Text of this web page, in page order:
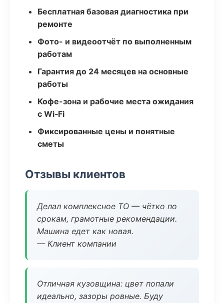
Бесплатная базовая диагностика при
ремонте
Фото- и видеоотчёт по выполненным
работам
Гарантия до 24 месяцев на основные
работы
Кофе-зона и рабочие места ожидания
с Wi‑Fi
Фиксированные цены и понятные
сметы
Отзывы клиентов
Делал комплексное ТО — чётко по
срокам, грамотные рекомендации.
Машина едет как новая.
— Клиент компании
Отличная кузовщина: цвет попали
идеально, зазоры ровные. Буду